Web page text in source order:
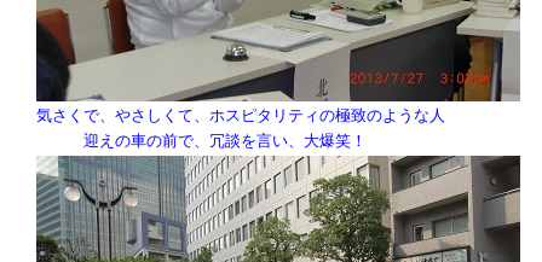
気さくで、やさしくて、ホスピタリティの極致のような人
迎えの車の前で、冗談を言い、大爆笑！